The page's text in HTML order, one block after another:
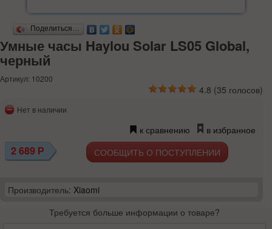
Поделиться…
Умные часы Haylou Solar LS05 Global,
черный
Артикул: 10200
4.8 (35 голосов)
Нет в наличии
к сравнению в избранное
2 689 Р СООБЩИТЬ О ПОСТУПЛЕНИИ
Производитель: Xiaomi
Требуется больше информации о товаре?